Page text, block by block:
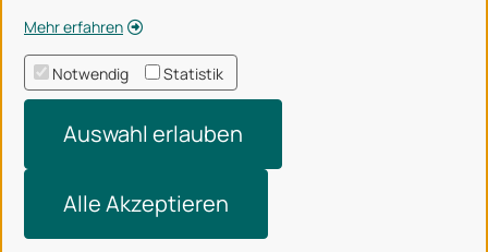
Mehr erfahren
Notwendig Statistik
Auswahl erlauben
Alle Akzeptieren
Impressum
Datenschutzerklärung
Technischer Support